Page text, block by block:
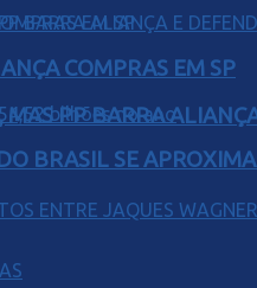
PP BARRA
COMPRAS EM SP
BRASIL SE